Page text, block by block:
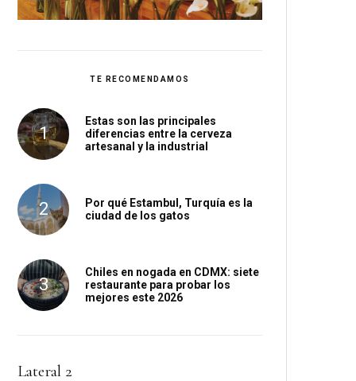
TE RECOMENDAMOS
Estas son las principales
diferencias entre la cerveza
artesanal y la industrial
Por qué Estambul, Turquía es la
ciudad de los gatos
Chiles en nogada en CDMX: siete
restaurante para probar los
mejores este 2026
Lateral 2